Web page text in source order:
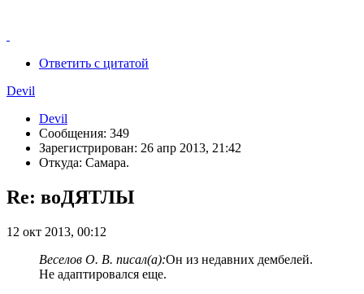
Ответить с цитатой
Devil
Devil
Сообщения: 349
Зарегистрирован: 26 апр 2013, 21:42
Откуда: Самара.
Re: воДЯТЛЫ
12 окт 2013, 00:12
Веселов О. В. писал(а):Он из недавних дембелей.
Не адаптировался еще.